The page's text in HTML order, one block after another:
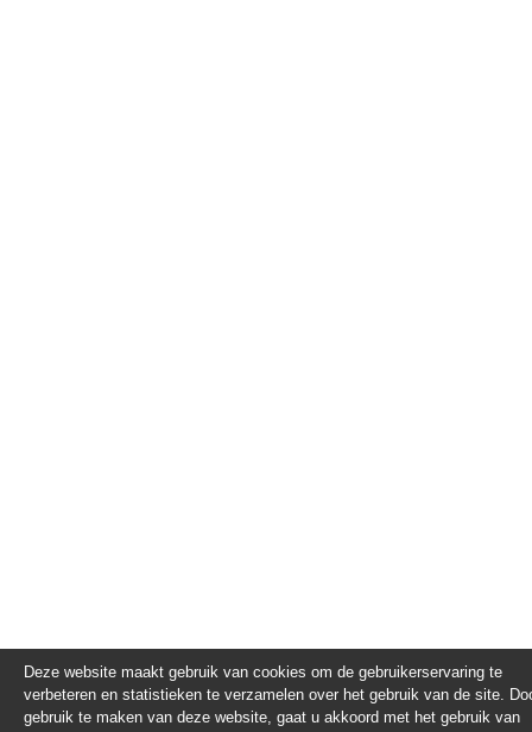
Deze website maakt gebruik van cookies om de gebruikerservaring te
verbeteren en statistieken te verzamelen over het gebruik van de site.
gebruik te maken van deze website, gaat u akkoord met het gebruik van